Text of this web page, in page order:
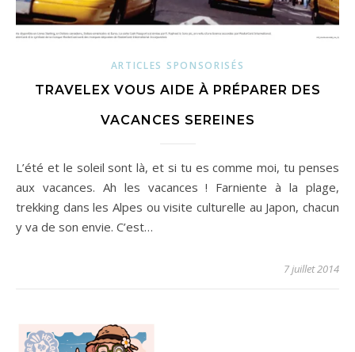
ARTICLES SPONSORISÉS
TRAVELEX VOUS AIDE À PRÉPARER DES
VACANCES SEREINES
L’été et le soleil sont là, et si tu es comme moi, tu penses
aux vacances. Ah les vacances ! Farniente à la plage,
trekking dans les Alpes ou visite culturelle au Japon, chacun
y va de son envie. C’est…
7 juillet 2014